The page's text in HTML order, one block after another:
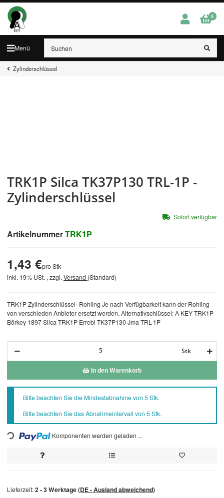
Menü
0
Zylinderschlüssel
TRK1P Silca TK37P130 TRL-1P -
Zylinderschlüssel
ArtikelnummerTRK1P
TRK1P Zylinderschlüssel- Rohling Je nach Verfügbarkeit kann der Rohling
von verschieden Anbieter ersetzt werden. Alternativschlüssel: A KEY TRK1P
Börkey 1897 Silca TRK1P Errebi TK37P130 Jma TRL-1P
1,43 €pro Stk
inkl. 19% USt. , zzgl. Versand (Standard)
Stk
In den Warenkorb
xBitte beachten Sie die Mindestabnahme von 5 Stk.
Bitte beachten Sie das Abnahmeintervall von 5 Stk.
Komponenten werden geladen ...
Sofort verfügbar
Lieferzeit:2 - 3 Werktage(DE - Ausland abweichend)